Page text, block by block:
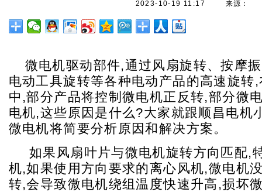
2023-10-19 11:17 来源：
微电机驱动部件,通过风扇旋转、按摩
电动工具旋转等各种电动产品的高速旋转
中,部分产品将控制微电机正反转,部分微
电机,这些原因是什么?大家就跟顺昌电机
微电机将简要分析原因和解决方案。
如果风扇叶片与微电机旋转方向匹配,
机,如果使用方向要求的离心风机,微电机
转,会导致微电机绕组温度快速升高,损坏